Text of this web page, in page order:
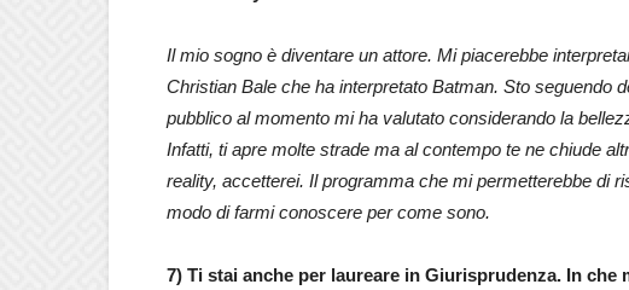
Il mio sogno è diventare un attore. Mi piacerebbe
Christian Bale che ha interpretato Batman. Sto seguendo
pubblico al momento mi ha valutato considerando la
Infatti, ti apre molte strade ma al contempo te ne chiude
reality, accetterei. Il programma che mi permetterebbe di
modo di farmi conoscere per come sono.
7) Ti stai anche per laureare in Giurisprudenza. In